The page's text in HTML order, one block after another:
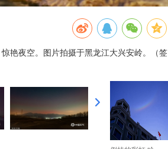
艳夜空。图片拍摄于黑龙江大兴安岭。（签